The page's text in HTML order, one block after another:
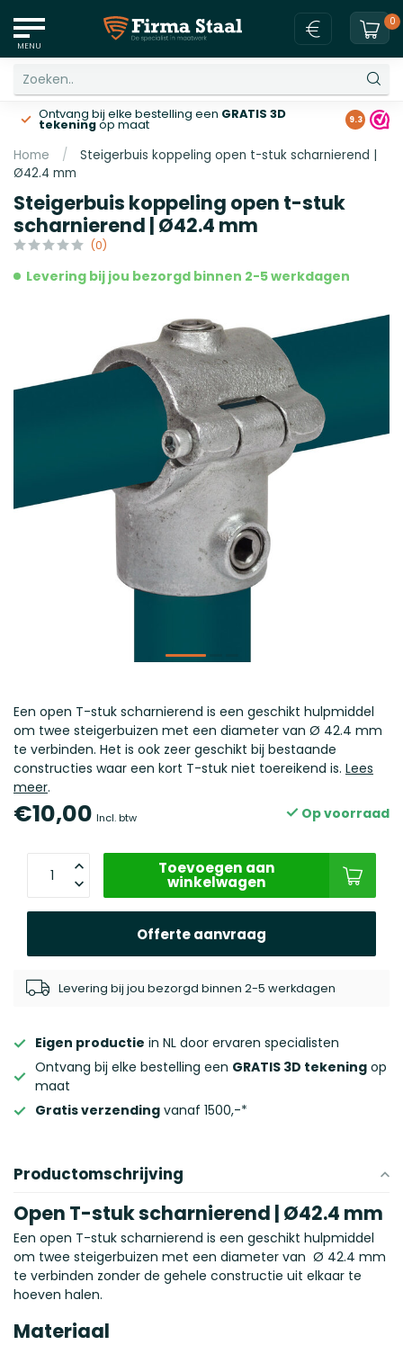
MENU
0
Ontvang bij elke bestelling een GRATIS 3D
tekeningop maat Gratis
9.3
Home /
Steigerbuis koppeling open t-stuk scharnierend |
Ø42.4 mm
Steigerbuis koppeling open t-stuk
scharnierend | Ø42.4 mm
(0)
Levering bij jou bezorgd binnen 2-5 werkdagen
Een open T-stuk scharnierend is een geschikt hulpmiddel
om twee steigerbuizen met een diameter van Ø 42.4 mm
te verbinden. Het is ook zeer geschikt bij bestaande
constructies waar een kort T-stuk niet toereikend is. Lees
meer.
€10,00 Incl. btw Op voorraad
Toevoegen aan
winkelwagen
Offerte aanvraag
Levering bij jou bezorgd binnen 2-5 werkdagen
Eigen productie in NL door ervaren specialisten
Ontvang bij elke bestelling een GRATIS 3D tekening op
maat
Gratis verzending vanaf 1500,-*
Productomschrijving
Open T-stuk scharnierend | Ø42.4 mm
Een open T-stuk scharnierend is een geschikt hulpmiddel
om twee steigerbuizen met een diameter van Ø 42.4 mm
te verbinden zonder de gehele constructie uit elkaar te
hoeven halen.
Materiaal